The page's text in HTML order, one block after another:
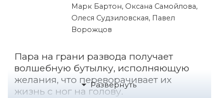
Марк Бартон, Оксана Самойлова,
Олеся Судзиловская, Павел
Ворожцов
Пара на грани развода получает
волшебную бутылку, исполняющую
желания, что переворачивает их
жизнь с ног на голову.